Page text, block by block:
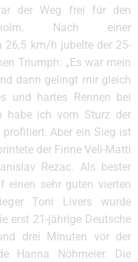
der Weg frei für den
Nach einer
26,5 km/h jubelte der 25-
Triumph: „Es war mein
dann gelingt mir gleich
und hartes Rennen bei
habe ich vom Sturz der
Aber ein Sieg ist
der Finne Veli-Matti
Rezac. Als bester
einen sehr guten vierten
Toni Livers wurde
erst 21-jährige Deutsche
drei Minuten vor der
Hanna Nöhmeier. Die